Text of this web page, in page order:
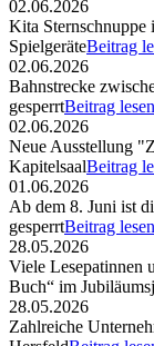
02.06.2026
Kita Sternschnuppe
SpielgeräteBeitrag
02.06.2026
Bahnstrecke
gesperrtBeitrag lesen
02.06.2026
Neue Ausstellung
KapitelsaalBeitrag
01.06.2026
Ab dem 8. Juni ist
gesperrtBeitrag lesen
28.05.2026
Viele Lesepatinnen
Buch“ im
28.05.2026
Zahlreiche